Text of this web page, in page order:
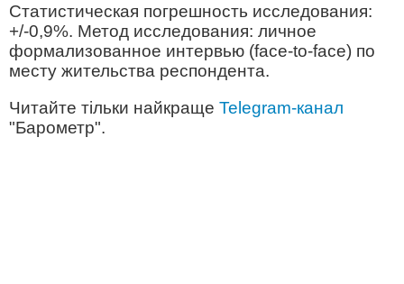
Статистическая погрешность исследования:
+/-0,9%. Метод исследования: личное
формализованное интервью (face-to-face) по
месту жительства респондента.
Читайте тільки найкраще Telegram-канал
"Барометр".